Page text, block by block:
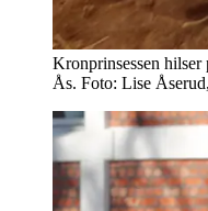
Kronprinsessen hilser
Ås. Foto: Lise